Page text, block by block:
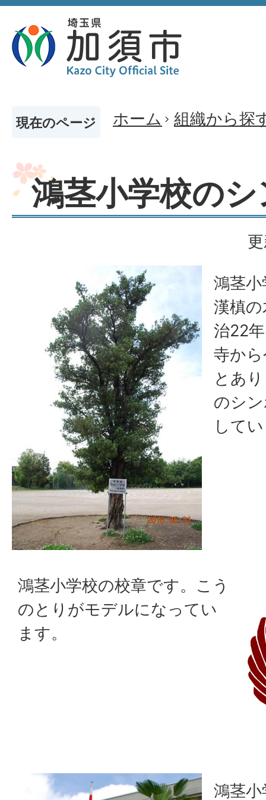
現在のページ ホーム 組織から探
鴻茎小学校の
鴻茎
漢槙
治22
寺か
とあ
のシ
して
鴻茎小学校の校章です。こう
のとりがモデルになってい
ます。
鴻茎